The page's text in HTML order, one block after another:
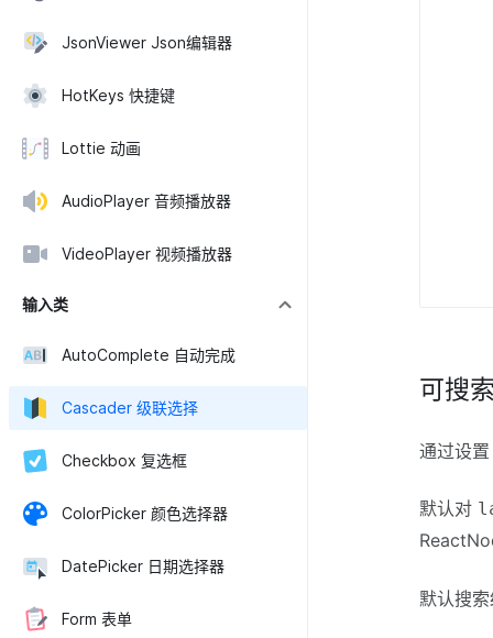
JsonViewer Json编辑器
HotKeys 快捷键
Lottie 动画
AudioPlayer 音频播放器
VideoPlayer 视频播放器
输入类
AutoComplete 自动完成
Cascader 级联选择
Checkbox 复选框
ColorPicker 颜色选择器
DatePicker 日期选择器
Form 表单
可搜
通过设
默认对
默认搜